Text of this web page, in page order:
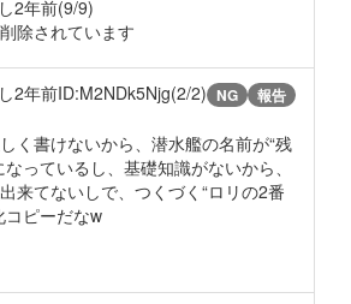
2年前(9/9)
除されています
2年前ID:M2NDk5Njg(2/2) NG 報告
く書けないから、潜水艦の名前が“残
っているし、基礎知識がないから、
来てないしで、つくづく“ロリの2番
コピーだなw